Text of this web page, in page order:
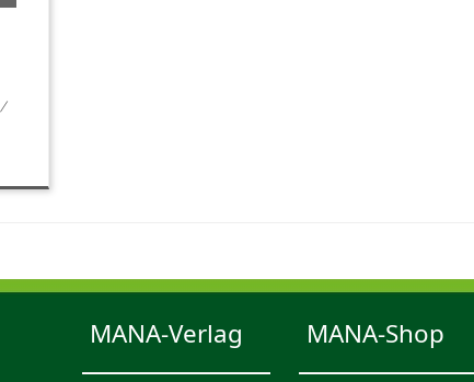
/
MANA-Verlag MANA-Shop